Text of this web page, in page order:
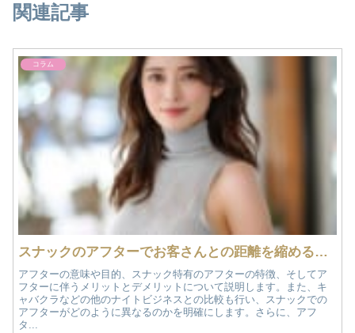
関連記事
コラム
スナックのアフターでお客さんとの距離を縮める秘訣！断り方まで教えます！
アフターの意味や目的、スナック特有のアフターの特徴、そしてア
フターに伴うメリットとデメリットについて説明します。また、キ
ャバクラなどの他のナイトビジネスとの比較も行い、スナックでの
アフターがどのように異なるのかを明確にします。さらに、アフ
タ...